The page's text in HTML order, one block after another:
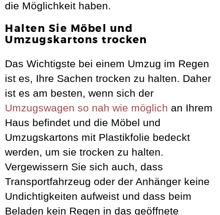
die Möglichkeit haben.
Halten Sie Möbel und
Umzugskartons trocken
Das Wichtigste bei einem Umzug im Regen
ist es, Ihre Sachen trocken zu halten. Daher
ist es am besten, wenn sich der
Umzugswagen so nah wie möglich an Ihrem
Haus befindet und die Möbel und
Umzugskartons mit Plastikfolie bedeckt
werden, um sie trocken zu halten.
Vergewissern Sie sich auch, dass
Transportfahrzeug oder der Anhänger keine
Undichtigkeiten aufweist und dass beim
Beladen kein Regen in das geöffnete